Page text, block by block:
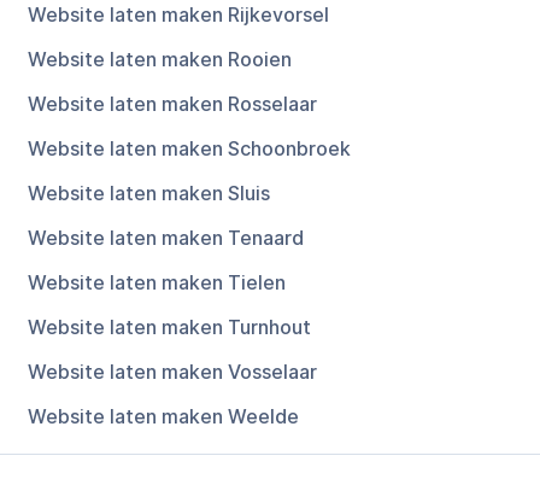
Website laten maken Rijkevorsel
Website laten maken Rooien
Website laten maken Rosselaar
Website laten maken Schoonbroek
Website laten maken Sluis
Website laten maken Tenaard
Website laten maken Tielen
Website laten maken Turnhout
Website laten maken Vosselaar
Website laten maken Weelde